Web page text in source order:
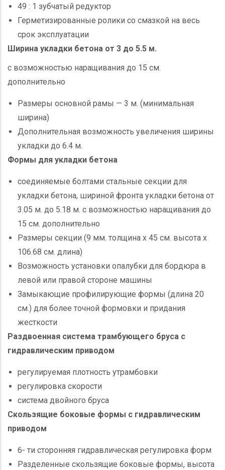
49 : 1 зубчатый редуктор
Герметизированные ролики со смазкой на весь
срок эксплуатации
Ширина укладки бетона от 3 до 5.5 м.
с возможностью наращивания до 15 см.
дополнительно
Размеры основной рамы — 3 м. (минимальная
ширина)
Дополнительная возможность увеличения ширины
укладки до 6.4 м.
Формы для укладки бетона
соединяемые болтами стальные секции для
укладки бетона, шириной фронта укладки бетона от
3.05 м. до 5.18 м. с возможностью наращивания до
15 см. дополнительно
Размеры секции (9 мм. толщина х 45 см. высота х
106.68 см. длина)
Возможность установки опалубки для бордюра в
левой или правой стороне машины
Замыкающие профилирующие формы (длина 20
см.) для более точной формовки и придания
жесткости
Раздвоенная система трамбующего бруса с
гидравлическим приводом
регулируемая плотность утрамбовки
регулировка скорости
система двойного бруса
Скользящие боковые формы с гидравлическим
приводом
6- ти сторонняя гидравлическая регулировка форм
Разделенные скользящие боковые формы, высота